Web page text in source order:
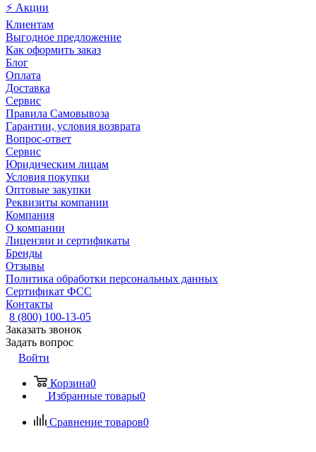
⚡ Акции
Клиентам
Выгодное предложение
Как оформить заказ
Блог
Оплата
Доставка
Сервис
Правила Самовывоза
Гарантии, условия возврата
Вопрос-ответ
Сервис
Юридическим лицам
Условия покупки
Оптовые закупки
Реквизиты компании
Компания
О компании
Лицензии и сертификаты
Бренды
Отзывы
Политика обработки персональных данных
Сертификат ФСС
Контакты
8 (800) 100-13-05
Заказать звонок
Задать вопрос
Войти
Корзина0
Избранные товары0
Сравнение товаров0